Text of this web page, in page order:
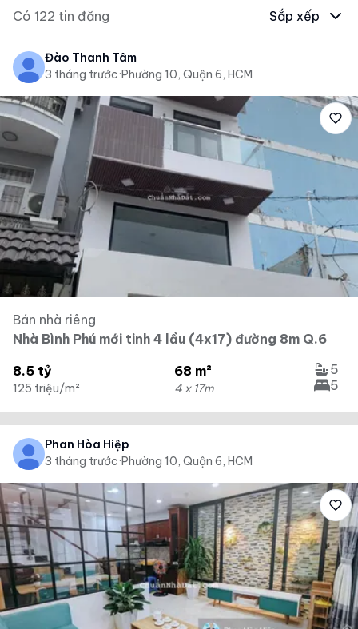
Có 122 tin đăng Sắp xếp
Đào Thanh Tâm
3 tháng trước·Phường 10, Quận 6, HCM
Bán nhà riêng
Nhà Bình Phú mới tinh 4 lầu (4x17) đường 8m Q.6
8.5 tỷ
125 triệu/m²
68 m²
4 x 17m
5
5
Phan Hòa Hiệp
3 tháng trước·Phường 10, Quận 6, HCM